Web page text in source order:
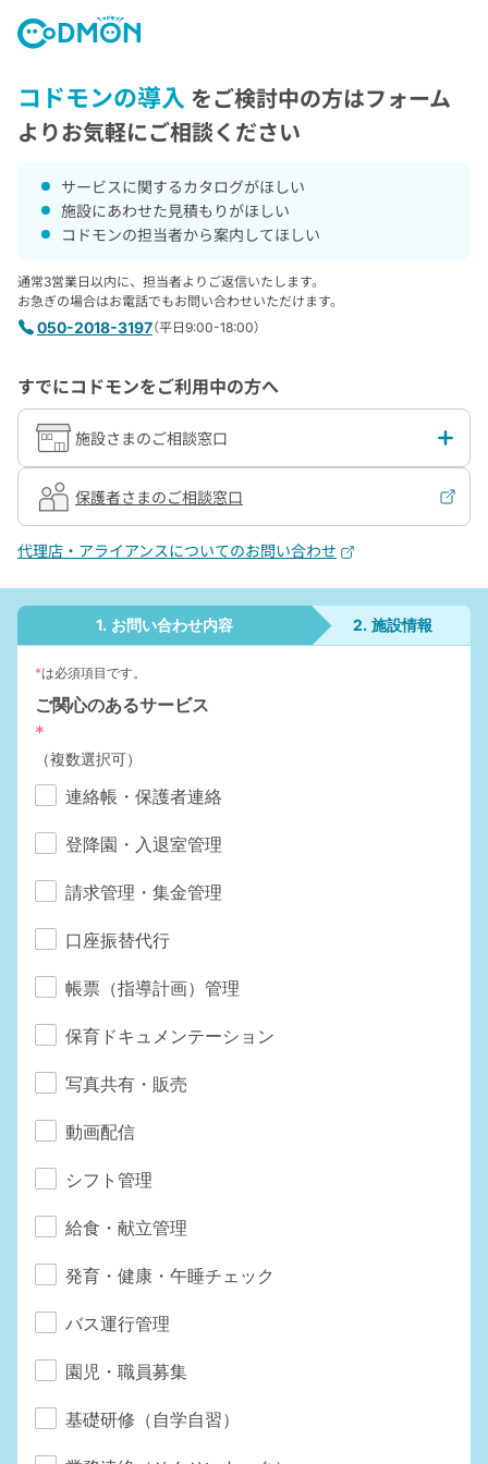
コドモンの導入 をご検討中の方はフォーム
よりお気軽にご相談ください
サービスに関するカタログがほしい
施設にあわせた見積もりがほしい
コドモンの担当者から案内してほしい
通常3営業日以内に、担当者よりご返信いたします。
お急ぎの場合はお電話でもお問い合わせいただけます。
（平日9:00-18:00）
050-2018-3197
すでにコドモンをご利用中の方へ
施設さまのご相談窓口
オプション機能追加などのご相談
メールご相談窓口
機能や操作でお困りの方
オンラインマニュアル
保護者さまのご相談窓口
代理店・アライアンスについてのお問い合わせ